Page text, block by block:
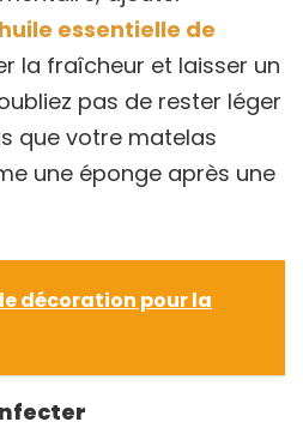
huile essentielle de
la fraîcheur et laisser un
pas de rester léger
que votre matelas
une éponge après une
décoration pour la